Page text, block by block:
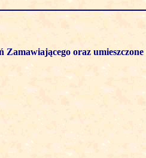
Zamawiającego oraz